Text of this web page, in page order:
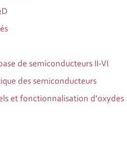
de semiconducteurs II-VI
des semiconducteurs
et fonctionnalisation d'oxydes